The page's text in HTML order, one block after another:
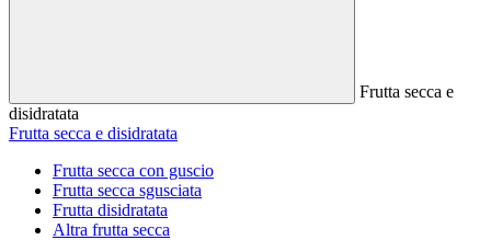
Frutta secca e
disidratata
Frutta secca e disidratata
Frutta secca con guscio
Frutta secca sgusciata
Frutta disidratata
Altra frutta secca